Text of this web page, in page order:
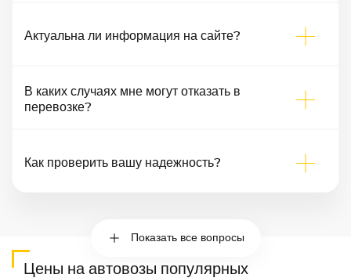
Актуальна ли информация на сайте?
В каких случаях мне могут отказать в
перевозке?
Как проверить вашу надежность?
Показать все вопросы
Цены на автовозы популярных